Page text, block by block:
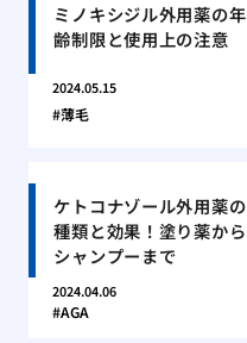
ミノキシジル外用薬の年
齢制限と使用上の注意
2024.05.15
薄毛
ケトコナゾール外用薬の
種類と効果！塗り薬から
シャンプーまで
2024.04.06
AGA